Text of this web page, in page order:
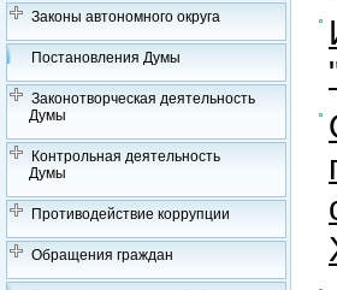
Законы автономного округа
Постановления Думы
Законотворческая деятельность
Думы
Контрольная деятельность
Думы
Противодействие коррупции
Обращения граждан